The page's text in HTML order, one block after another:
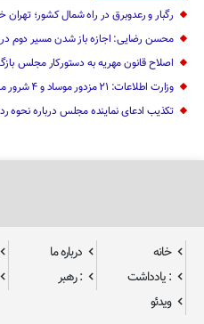
رگبار و رعدوبرق در راه شمال کشور؛
محسن رضایی: اجازه باز شدن مسیر دوم در
اصلاح قانون مهریه به دستورکار مجلس
وزارت اطلاعات: ۲۱ مزدور موساد و ۴ شرور مسلح در کرمان بازداشت شدند
تکذیب ادعای نماینده مجلس درباره نحوه
خانه درباره ما
: یادداشت
: رهبر
ویدئو